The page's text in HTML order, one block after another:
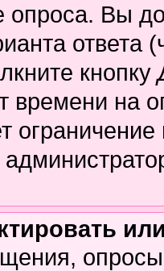
опроса. Вы
ответа
кнопку
времени на
опросы